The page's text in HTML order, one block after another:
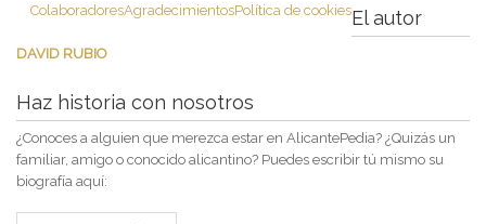
ColaboradoresAgradecimientosPolítica de cookiesEl autor
DAVID RUBIO
Haz historia con nosotros
¿Conoces a alguien que merezca estar en AlicantePedia? ¿Quizás un
familiar, amigo o conocido alicantino? Puedes escribir tú mismo su
biografía aquí: